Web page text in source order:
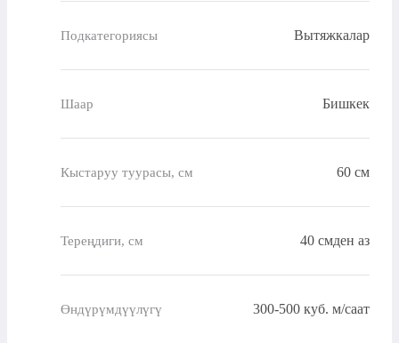
Подкатегориясы Вытяжкалар
Шаар Бишкек
Кыстаруу туурасы, см 60 см
Тереңдиги, см 40 смден аз
Өндүрүмдүүлүгү 300-500 куб. м/саат